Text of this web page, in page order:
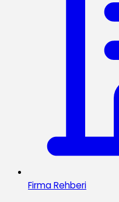
Firma Rehberi